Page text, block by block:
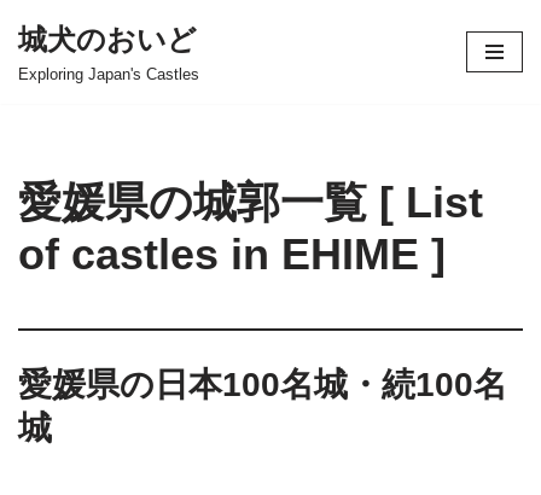
コ
ツ
へ
キ
プ
城犬のおいど
Exploring Japan's Castles
愛媛県の城郭一覧 [ List
of castles in EHIME ]
愛媛県の日本100名城・続100名
城